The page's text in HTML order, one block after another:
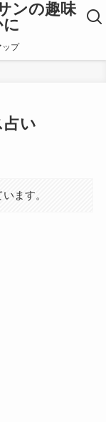
ンの趣味
ップ
占い
ます。